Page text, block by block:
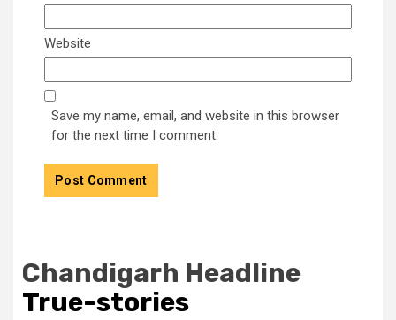
Website
Save my name, email, and website in this browser
for the next time I comment.
Chandigarh Headline
True-stories